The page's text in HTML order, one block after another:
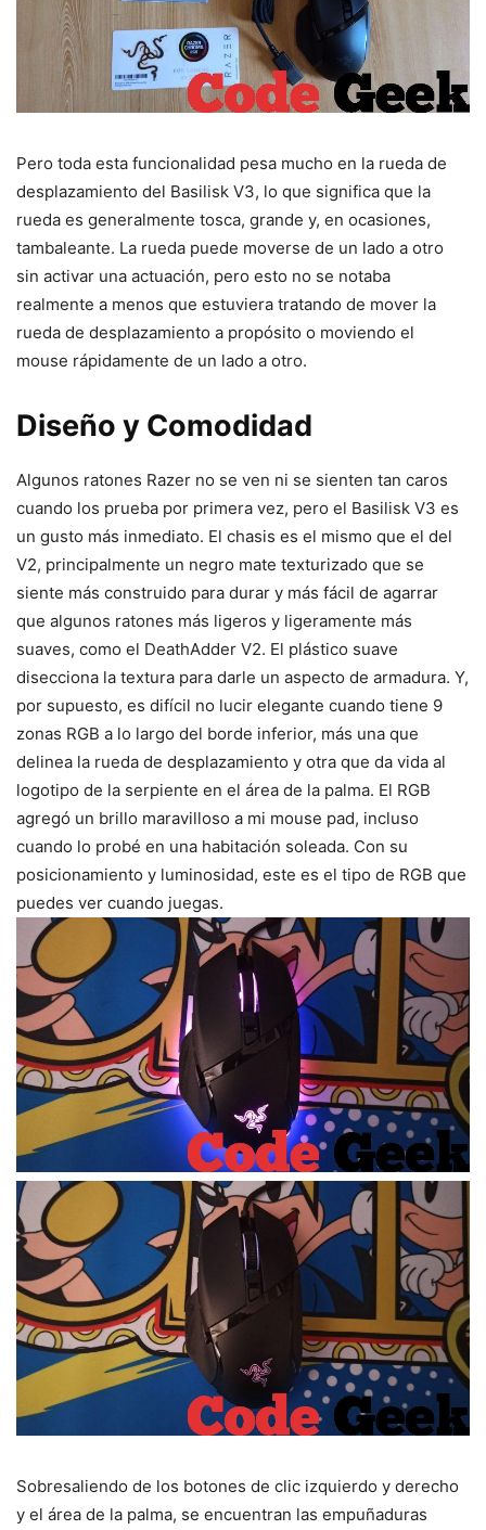
Pero toda esta funcionalidad pesa mucho en la rueda de
desplazamiento del Basilisk V3, lo que significa que la
rueda es generalmente tosca, grande y, en ocasiones,
tambaleante. La rueda puede moverse de un lado a otro
sin activar una actuación, pero esto no se notaba
realmente a menos que estuviera tratando de mover la
rueda de desplazamiento a propósito o moviendo el
mouse rápidamente de un lado a otro.
Diseño y Comodidad
Algunos ratones Razer no se ven ni se sienten tan caros
cuando los prueba por primera vez, pero el Basilisk V3 es
un gusto más inmediato. El chasis es el mismo que el del
V2, principalmente un negro mate texturizado que se
siente más construido para durar y más fácil de agarrar
que algunos ratones más ligeros y ligeramente más
suaves, como el DeathAdder V2. El plástico suave
disecciona la textura para darle un aspecto de armadura. Y,
por supuesto, es difícil no lucir elegante cuando tiene 9
zonas RGB a lo largo del borde inferior, más una que
delinea la rueda de desplazamiento y otra que da vida al
logotipo de la serpiente en el área de la palma. El RGB
agregó un brillo maravilloso a mi mouse pad, incluso
cuando lo probé en una habitación soleada. Con su
posicionamiento y luminosidad, este es el tipo de RGB que
puedes ver cuando juegas.
Sobresaliendo de los botones de clic izquierdo y derecho
y el área de la palma, se encuentran las empuñaduras